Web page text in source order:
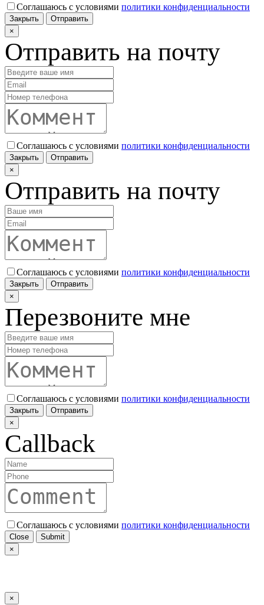
Соглашаюсь с условиями политики конфиденциальности
Закрыть
Отправить
×
Отправить на почту
Соглашаюсь с условиями политики конфиденциальности
Закрыть
Отправить
×
Отправить на почту
Соглашаюсь с условиями политики конфиденциальности
Закрыть
Отправить
×
Перезвоните мне
Соглашаюсь с условиями политики конфиденциальности
Закрыть
Отправить
×
Callback
Соглашаюсь с условиями политики конфиденциальности
Close
Submit
×
×